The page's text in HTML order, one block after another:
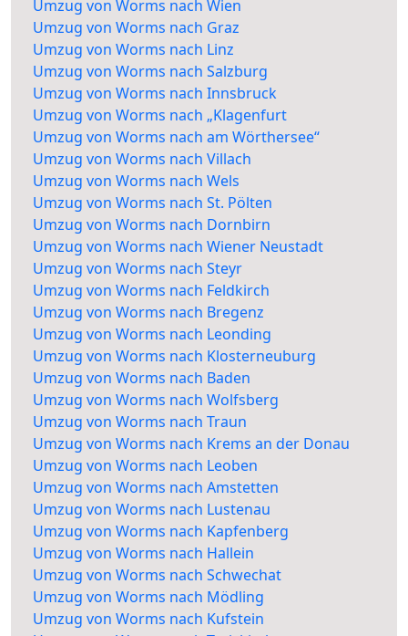
Umzug von Worms nach Wien
Umzug von Worms nach Graz
Umzug von Worms nach Linz
Umzug von Worms nach Salzburg
Umzug von Worms nach Innsbruck
Umzug von Worms nach „Klagenfurt
Umzug von Worms nach am Wörthersee“
Umzug von Worms nach Villach
Umzug von Worms nach Wels
Umzug von Worms nach St. Pölten
Umzug von Worms nach Dornbirn
Umzug von Worms nach Wiener Neustadt
Umzug von Worms nach Steyr
Umzug von Worms nach Feldkirch
Umzug von Worms nach Bregenz
Umzug von Worms nach Leonding
Umzug von Worms nach Klosterneuburg
Umzug von Worms nach Baden
Umzug von Worms nach Wolfsberg
Umzug von Worms nach Traun
Umzug von Worms nach Krems an der Donau
Umzug von Worms nach Leoben
Umzug von Worms nach Amstetten
Umzug von Worms nach Lustenau
Umzug von Worms nach Kapfenberg
Umzug von Worms nach Hallein
Umzug von Worms nach Schwechat
Umzug von Worms nach Mödling
Umzug von Worms nach Kufstein